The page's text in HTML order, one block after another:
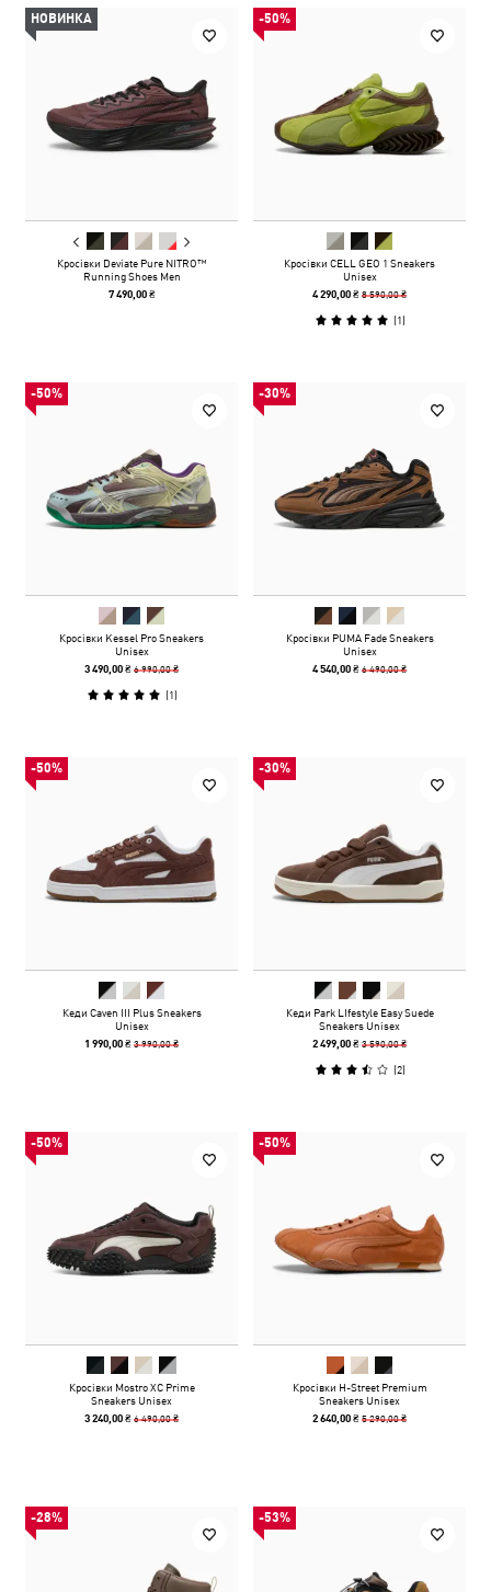
НОВИНКА
Кросівки Deviate Pure NITRO™
Running Shoes Men
7 490,00 ₴
-50%
Кросівки CELL GEO 1 Sneakers
Unisex
4 290,00 ₴8 590,00 ₴
(1)
-50%
Кросівки Kessel Pro Sneakers
Unisex
3 490,00 ₴6 990,00 ₴
(1)
-30%
Кросівки PUMA Fade Sneakers
Unisex
4 540,00 ₴6 490,00 ₴
-50%
Кеди Caven III Plus Sneakers
Unisex
1 990,00 ₴3 990,00 ₴
-30%
Кеди Park LIfestyle Easy Suede
Sneakers Unisex
2 499,00 ₴3 590,00 ₴
(2)
-50%
Кросівки Mostro XC Prime
Sneakers Unisex
3 240,00 ₴6 490,00 ₴
-50%
Кросівки H-Street Premium
Sneakers Unisex
2 640,00 ₴5 290,00 ₴
-28% -53%